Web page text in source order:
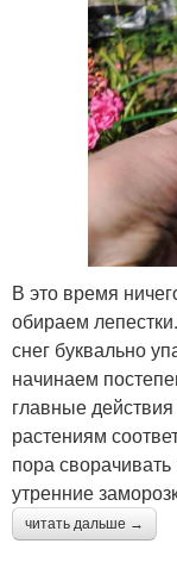
В это время
обираем
снег буквально
начинаем
главные
растениям
пора
утренние
читать дальше →